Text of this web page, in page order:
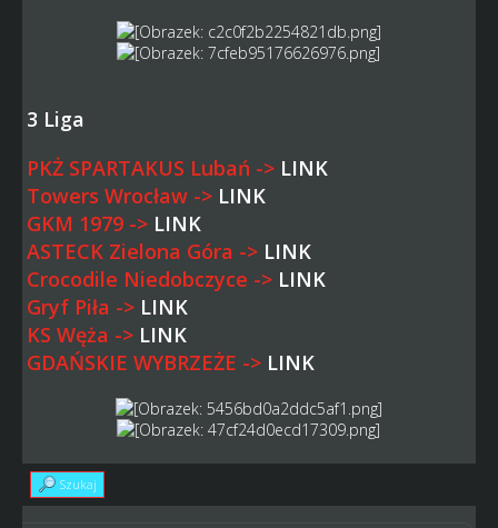
3 Liga
PKŻ SPARTAKUS Lubań -> LINK
Towers Wrocław -> LINK
GKM 1979 -> LINK
ASTECK Zielona Góra -> LINK
Crocodile Niedobczyce -> LINK
Gryf Piła -> LINK
KS Węża -> LINK
GDAŃSKIE WYBRZEŻE -> LINK
Szukaj